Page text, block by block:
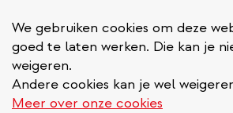
We gebruiken cookies om deze
goed te laten werken. Die kan je
weigeren.
Andere cookies kan je wel
Meer over onze cookies